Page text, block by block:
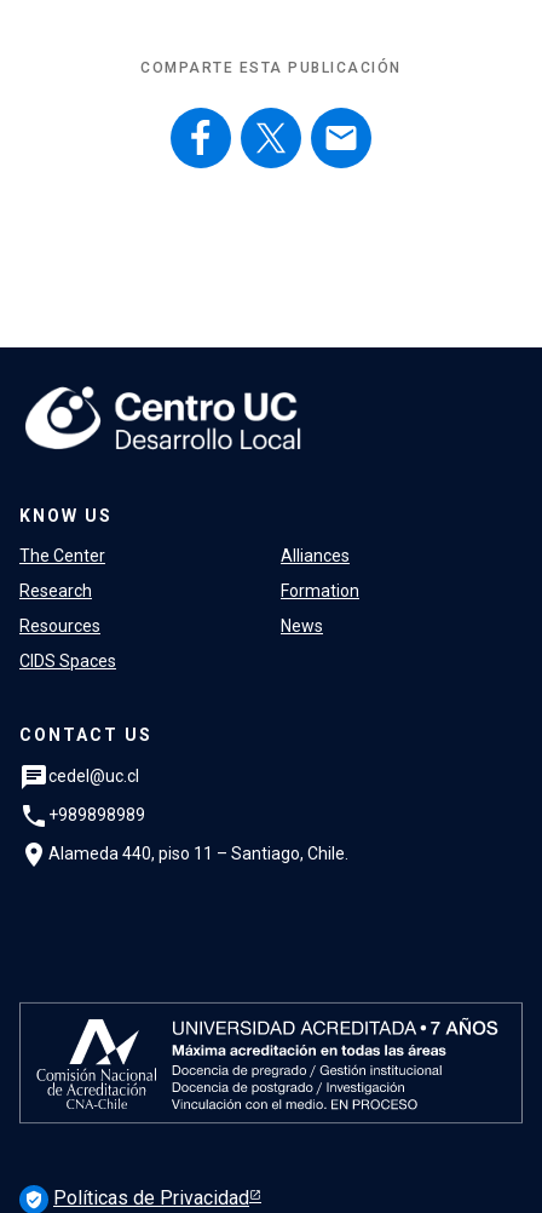
COMPARTE ESTA PUBLICACIÓN
email
KNOW US
The Center
Research
Resources
CIDS Spaces
Alliances
Formation
News
CONTACT US
chatcedel@uc.cl
phone +989898989
location_on Alameda 440, piso 11 – Santiago, Chile.
verified_user Políticas de Privacidad